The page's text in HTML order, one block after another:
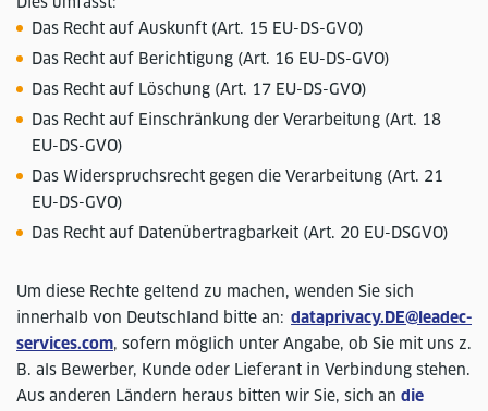
Das Recht auf Auskunft (Art. 15 EU-DS-GVO)
Das Recht auf Berichtigung (Art. 16 EU-DS-GVO)
Das Recht auf Löschung (Art. 17 EU-DS-GVO)
Das Recht auf Einschränkung der Verarbeitung (Art. 18
EU-DS-GVO)
Das Widerspruchsrecht gegen die Verarbeitung (Art. 21
EU-DS-GVO)
Das Recht auf Datenübertragbarkeit (Art. 20 EU-DSGVO)
Um diese Rechte geltend zu machen, wenden Sie sich
innerhalb von Deutschland bitte an: dataprivacy.DE@leadec-
services.com, sofern möglich unter Angabe, ob Sie mit uns z.
B. als Bewerber, Kunde oder Lieferant in Verbindung stehen.
Aus anderen Ländern heraus bitten wir Sie, sich an die